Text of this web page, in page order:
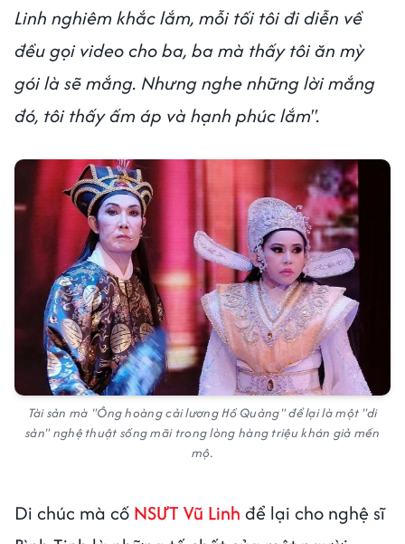
Linh nghiêm khắc lắm, mỗi tối tôi đi diễn về
đều gọi video cho ba, ba mà thấy tôi ăn mỳ
gói là sẽ mắng. Nhưng nghe những lời mắng
đó, tôi thấy ấm áp và hạnh phúc lắm".
Tài sản mà "Ông hoàng cải lương Hồ Quảng" để lại là một "di
sản" nghệ thuật sống mãi trong lòng hàng triệu khán giả mến
mộ.
Di chúc mà cố NSƯT Vũ Linh để lại cho nghệ sĩ